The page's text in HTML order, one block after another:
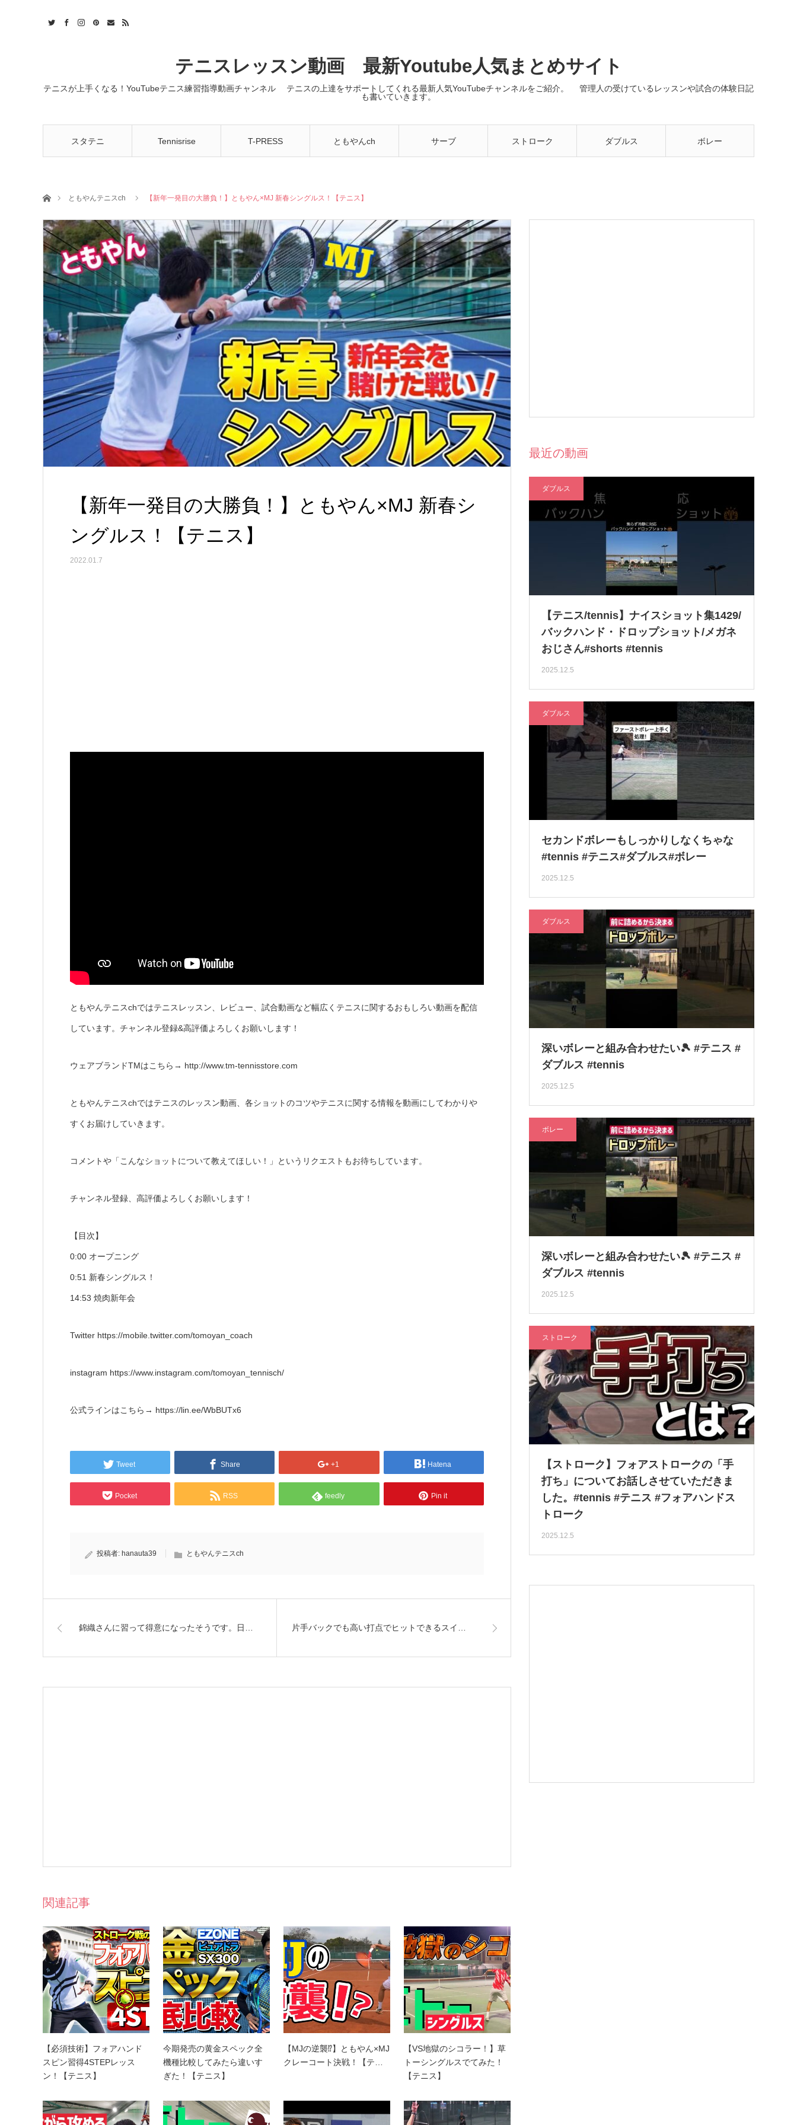
テニスレッスン動画 最新Youtube人気まとめサイト
テニスが上手くなる！YouTubeテニス練習指導動画チャンネル テニスの上達をサポートしてくれる最新人気YouTubeチャンネルをご紹介。 管理人の受けているレッスンや試合の体験日記
も書いていきます。
スタテニ Tennisrise T-PRESS ともやんch サーブ ストローク ダブルス ボレー
ホームともやんテニスch 【新年一発目の大勝負！】ともやん×MJ 新春シングルス！【テニス】
【新年一発目の大勝負！】ともやん×MJ 新春シ
ングルス！【テニス】
2022.01.7
ともやんテニスchではテニスレッスン、レビュー、試合動画など幅広くテニスに関するおもしろい動画を配信
しています。チャンネル登録&高評価よろしくお願いします！
ウェアブランドTMはこちら→ http://www.tm-tennisstore.com
ともやんテニスchではテニスのレッスン動画、各ショットのコツやテニスに関する情報を動画にしてわかりや
すくお届けしていきます。
コメントや「こんなショットについて教えてほしい！」というリクエストもお待ちしています。
チャンネル登録、高評価よろしくお願いします！
【目次】
0:00 オープニング
0:51 新春シングルス！
14:53 焼肉新年会
Twitter https://mobile.twitter.com/tomoyan_coach
instagram https://www.instagram.com/tomoyan_tennisch/
公式ラインはこちら→ https://lin.ee/WbBUTx6
Tweet Share +1 Hatena
Pocket RSS feedly Pin it
投稿者: hanauta39 ともやんテニスch
錦織さんに習って得意になったそうです。日… 片手バックでも高い打点でヒットできるスイ…
関連記事
【必須技術】フォアハンド
スピン習得4STEPレッス
ン！【テニス】
今期発売の黄金スペック全
機種比較してみたら違いす
ぎた！【テニス】
【MJの逆襲⁉︎】ともやん×MJ
クレーコート決戦！【テ…
【VS地獄のシコラー！】草
トーシングルスでてみた！
【テニス】
最近の動画
ダブルス
【テニス/tennis】ナイスショット集1429/
バックハンド・ドロップショット/メガネ
おじさん#shorts #tennis
2025.12.5
ダブルス
セカンドボレーもしっかりしなくちゃな
#tennis #テニス#ダブルス#ボレー
2025.12.5
ダブルス
深いボレーと組み合わせたい🎾 #テニス #
ダブルス #tennis
2025.12.5
ボレー
深いボレーと組み合わせたい🎾 #テニス #
ダブルス #tennis
2025.12.5
ストローク
【ストローク】フォアストロークの「手
打ち」についてお話しさせていただきま
した。#tennis #テニス #フォアハンドス
トローク
2025.12.5